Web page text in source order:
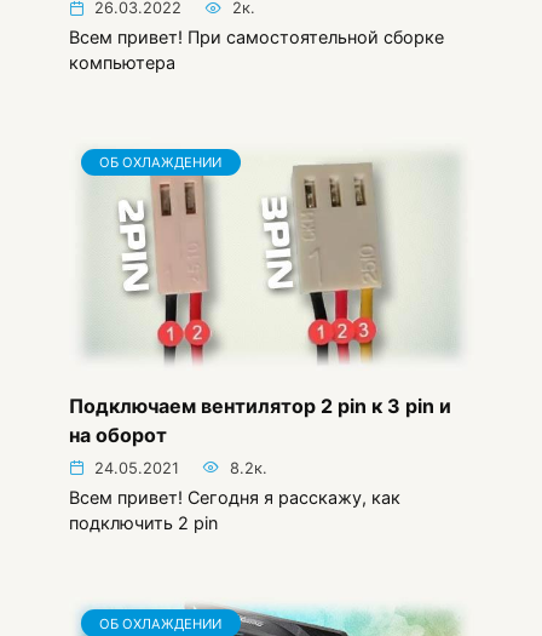
26.03.2022 2к.
Всем привет! При самостоятельной сборке
компьютера
ОБ ОХЛАЖДЕНИИ
Подключаем вентилятор 2 pin к 3 pin и
на оборот
24.05.2021 8.2к.
Всем привет! Сегодня я расскажу, как
подключить 2 pin
ОБ ОХЛАЖДЕНИИ